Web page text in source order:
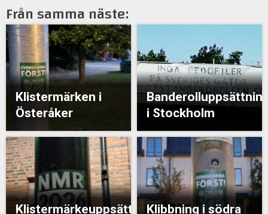
Från samma näste:
Klistermärken i
Österåker
i Stockholm
KlistermärkeuppsättningKlibbning i södra